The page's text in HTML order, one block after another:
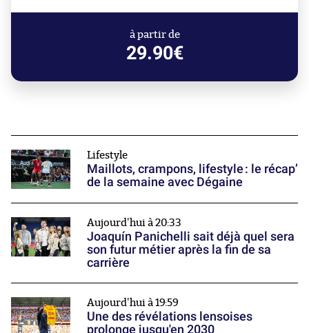
à partir de
29.90€
Lifestyle
Maillots, crampons, lifestyle : le récap’
de la semaine avec Dégaine
Aujourd'hui à 20:33
Joaquín Panichelli sait déjà quel sera
son futur métier après la fin de sa
carrière
Aujourd'hui à 19:59
Une des révélations lensoises
prolonge jusqu'en 2030